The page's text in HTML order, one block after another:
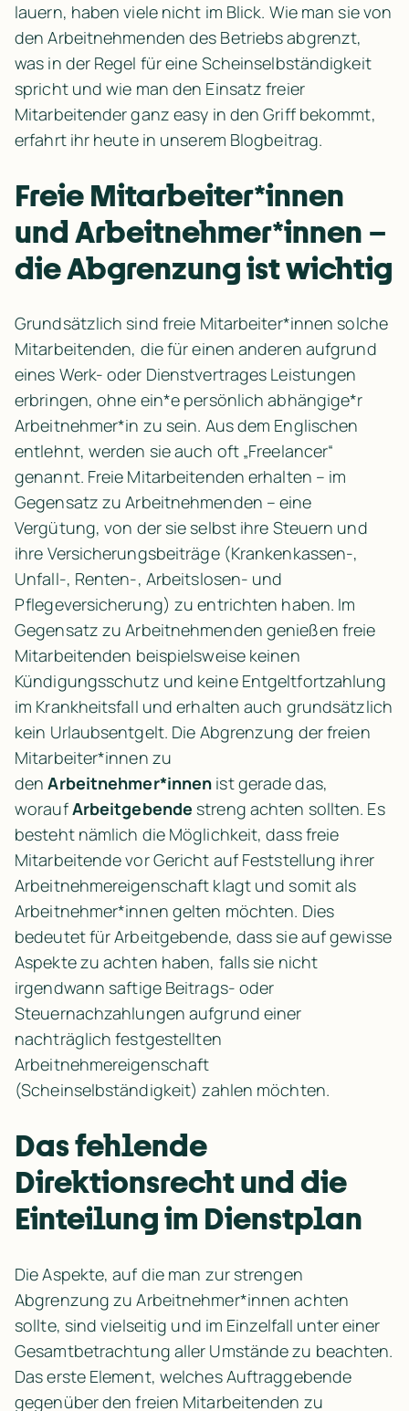
lauern, haben viele nicht im Blick. Wie man sie von
den Arbeitnehmenden des Betriebs abgrenzt,
was in der Regel für eine Scheinselbständigkeit
spricht und wie man den Einsatz freier
Mitarbeitender ganz easy in den Griff bekommt,
erfahrt ihr heute in unserem Blogbeitrag.
Freie Mitarbeiter*innen
und Arbeitnehmer*innen –
die Abgrenzung ist wichtig
Grundsätzlich sind freie Mitarbeiter*innen solche
Mitarbeitenden, die für einen anderen aufgrund
eines Werk- oder Dienstvertrages Leistungen
erbringen, ohne ein*e persönlich abhängige*r
Arbeitnehmer*in zu sein. Aus dem Englischen
entlehnt, werden sie auch oft „Freelancer“
genannt. Freie Mitarbeitenden erhalten – im
Gegensatz zu Arbeitnehmenden – eine
Vergütung, von der sie selbst ihre Steuern und
ihre Versicherungsbeiträge (Krankenkassen-,
Unfall-, Renten-, Arbeitslosen- und
Pflegeversicherung) zu entrichten haben. Im
Gegensatz zu Arbeitnehmenden genießen freie
Mitarbeitenden beispielsweise keinen
Kündigungsschutz und keine Entgeltfortzahlung
im Krankheitsfall und erhalten auch grundsätzlich
kein Urlaubsentgelt. Die Abgrenzung der freien
Mitarbeiter*innen zu
den Arbeitnehmer*innen ist gerade das,
worauf Arbeitgebende streng achten sollten. Es
besteht nämlich die Möglichkeit, dass freie
Mitarbeitende vor Gericht auf Feststellung ihrer
Arbeitnehmereigenschaft klagt und somit als
Arbeitnehmer*innen gelten möchten. Dies
bedeutet für Arbeitgebende, dass sie auf gewisse
Aspekte zu achten haben, falls sie nicht
irgendwann saftige Beitrags- oder
Steuernachzahlungen aufgrund einer
nachträglich festgestellten
Arbeitnehmereigenschaft
(Scheinselbständigkeit) zahlen möchten.
Das fehlende
Direktionsrecht und die
Einteilung im Dienstplan
Die Aspekte, auf die man zur strengen
Abgrenzung zu Arbeitnehmer*innen achten
sollte, sind vielseitig und im Einzelfall unter einer
Gesamtbetrachtung aller Umstände zu beachten.
Das erste Element, welches Auftraggebende
gegenüber den freien Mitarbeitenden zu